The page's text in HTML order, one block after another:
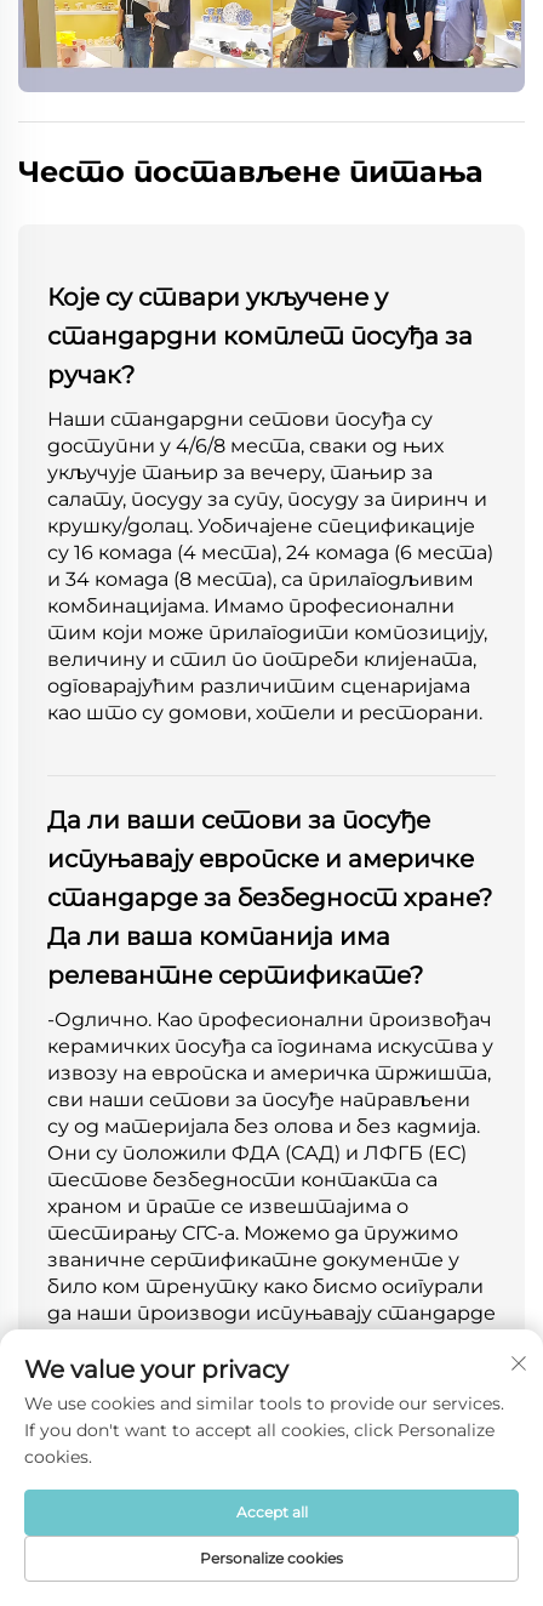
Често постављене питања
Које су ствари укључене у
стандардни комплет посуђа за
ручак?
Наши стандардни сетови посуђа су
доступни у 4/6/8 места, сваки од њих
укључује тањир за вечеру, тањир за
салату, посуду за супу, посуду за пиринч и
крушку/долац. Уобичајене спецификације
су 16 комада (4 места), 24 комада (6 места)
и 34 комада (8 места), са прилагодљивим
комбинацијама. Имамо професионални
тим који може прилагодити композицију,
величину и стил по потреби клијената,
одговарајућим различитим сценаријама
као што су домови, хотели и ресторани.
Да ли ваши сетови за посуђе
испуњавају европске и америчке
стандарде за безбедност хране?
Да ли ваша компанија има
релевантне сертификате?
-Одлично. Као професионални произвођач
керамичких посуђа са годинама искуства у
извозу на европска и америчка тржишта,
сви наши сетови за посуђе направљени
су од материјала без олова и без кадмија.
Они су положили ФДА (САД) и ЛФГБ (ЕС)
тестове безбедности контакта са
храном и прате се извештајима о
тестирању СГС-а. Можемо да пружимо
званичне сертификатне документе у
било ком тренутку како бисмо осигурали
да наши производи испуњавају стандарде
тржиштима и подржали купце у
усаглашеној продаји.
Да ли се сетови за посуђе могу
користити у микроталасној
пећи, машинама за прање посуђа
Početna
Производ Oko Контакт
We value your privacy
We use cookies and similar tools to provide our services.
If you don't want to accept all cookies, click Personalize
cookies.
Personalize cookies
Accept all